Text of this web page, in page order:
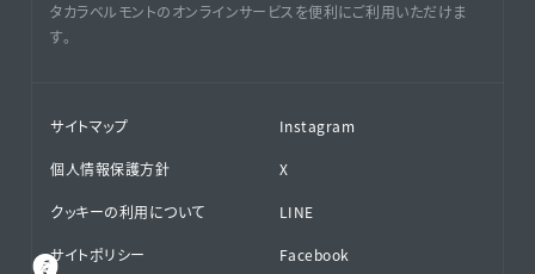
タカラベルモントのオンラインサービスを便利にご利用いただけま
す。
サイトマップ
個人情報保護方針
クッキーの利用について
サイトポリシー
Instagram
X
LINE
Facebook